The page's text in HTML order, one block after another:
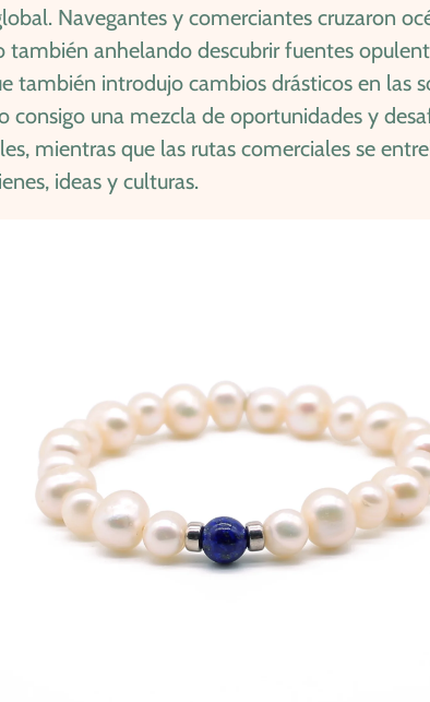
Navegantes y comerciantes cruzaron
también anhelando descubrir fuentes
también introdujo cambios drásticos en las
consigo una mezcla de oportunidades y
mientras que las rutas comerciales se
ideas y culturas.